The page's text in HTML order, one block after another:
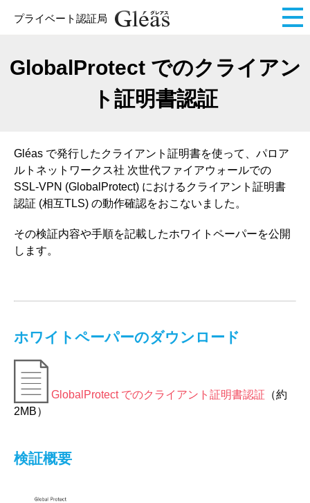
プライベート認証局
GlobalProtect でのクライアン
ト証明書認証
Gléas で発行したクライアント証明書を使って、パロア
ルトネットワークス社 次世代ファイアウォールでの
SSL-VPN (GlobalProtect) におけるクライアント証明書
認証 (相互TLS) の動作確認をおこないました。
その検証内容や手順を記載したホワイトペーパーを公開
します。
ホワイトペーパーのダウンロード
GlobalProtect でのクライアント証明書認証 （約
2MB）
検証概要